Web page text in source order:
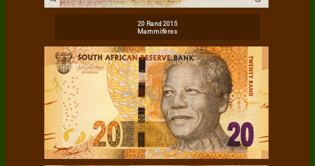
20 Rand 2015
Mammifères